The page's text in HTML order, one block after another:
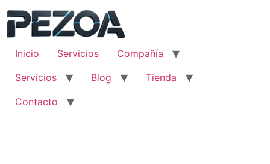
contenido
Inicio
Servicios
Compañía
Servicios
Blog
Tienda
Contacto